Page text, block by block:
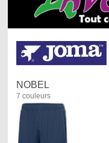
NOBEL
7 couleurs